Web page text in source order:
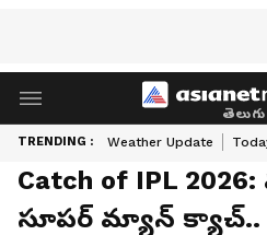
తెలుగు
TRENDING : Weather Update
‎Catch of IPL
సూపర్ మ్యాన్ క్యాచ్..